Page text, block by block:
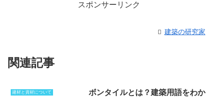
スポンサーリンク
建築の研究家
関連記事
建材と資材について
ボンタイルとは？建築用語をわか